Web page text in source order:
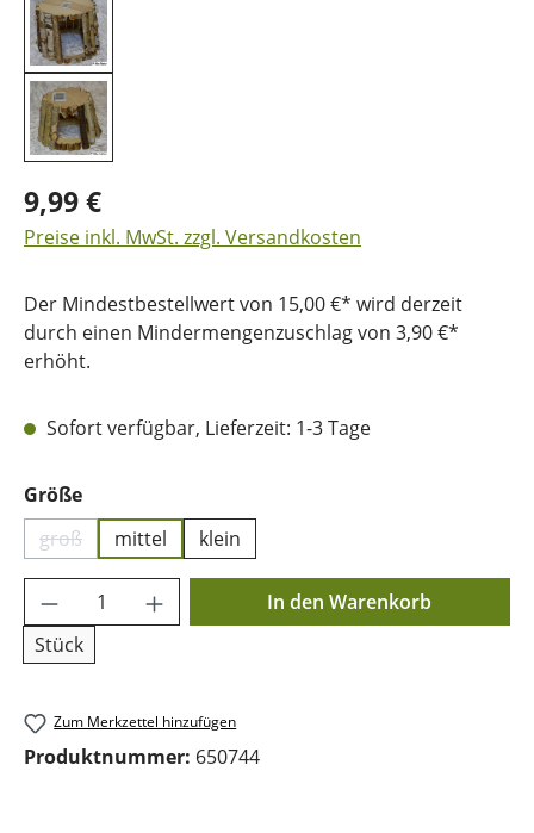
9,99 €
Preise inkl. MwSt. zzgl. Versandkosten
Der Mindestbestellwert von 15,00 €* wird derzeit
durch einen Mindermengenzuschlag von 3,90 €*
erhöht.
Sofort verfügbar, Lieferzeit: 1-3 Tage
Größeauswählen
groß(Diese Option ist zurzeit nicht verfügbar.)
mittel klein
Produkt Anzahl: Gib den gewünschten
Stück
In den Warenkorb
Zum Merkzettel hinzufügen
Produktnummer: 650744